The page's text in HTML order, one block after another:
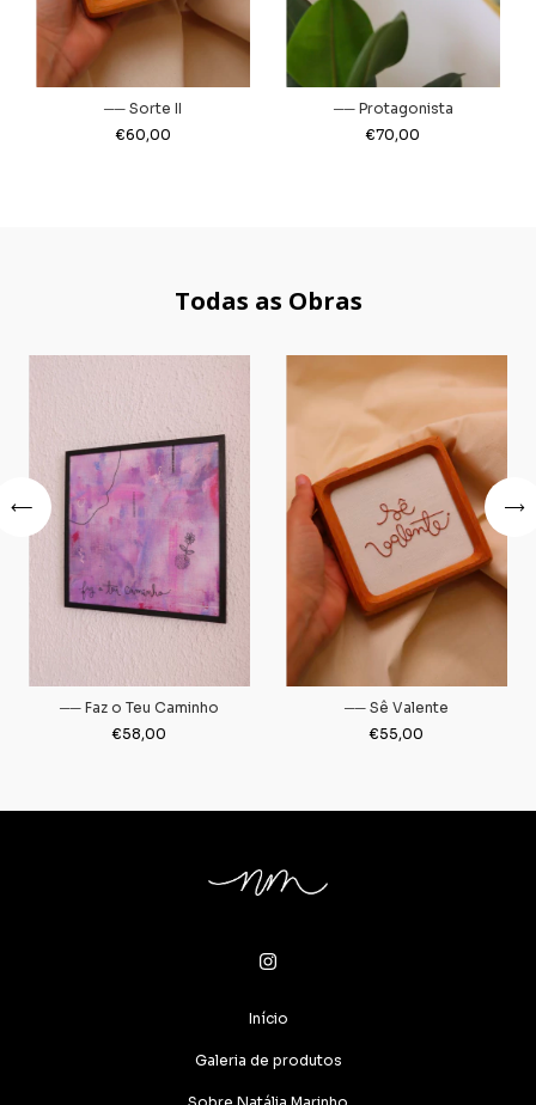
── Sorte II
€60,00
── Protagonista
€70,00
Todas as Obras
── Faz o Teu Caminho
€58,00
── Sê Valente
€55,00
Início
Galeria de produtos